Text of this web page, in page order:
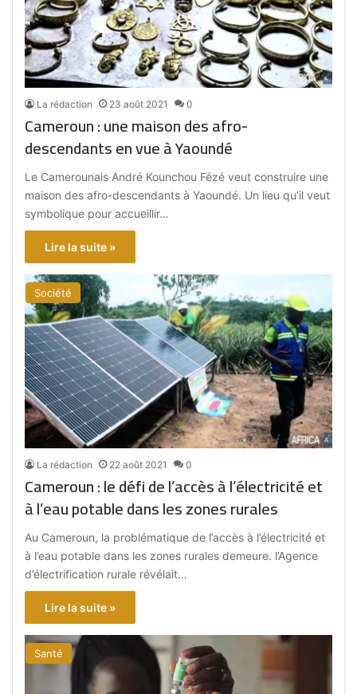
La rédaction 23 août 2021 0
Cameroun : une maison des afro-
descendants en vue à Yaoundé
Le Camerounais André Kounchou Fézé veut construire une
maison des afro-descendants à Yaoundé. Un lieu qu’il veut
symbolique pour accueillir…
Lire la suite »
Société
La rédaction 22 août 2021 0
Cameroun : le défi de l’accès à l’électricité et
à l’eau potable dans les zones rurales
Au Cameroun, la problématique de l’accès à l’électricité et
à l’eau potable dans les zones rurales demeure. l’Agence
d’électrification rurale révélait…
Lire la suite »
Santé